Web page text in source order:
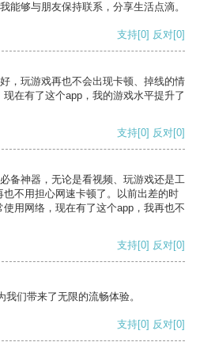
能够与朋友保持联系，分享生活点滴。
支持[0] 反对[0]
，玩游戏再也不会出现卡顿、掉线的情
在有了这个app，我的游戏水平提升了
支持[0] 反对[0]
备神器，无论是看视频、玩游戏还是工
不用担心网速卡顿了。以前出差的时
用网络，现在有了这个app，我再也不
支持[0] 反对[0]
们带来了无限的流畅体验。
支持[0] 反对[0]